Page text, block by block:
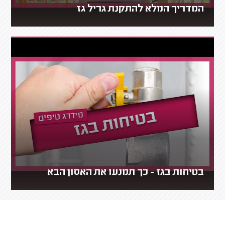
המדריך המלא להתקנת גריל גז
בטיחות בגז - כך תמנעו את האסון הבא